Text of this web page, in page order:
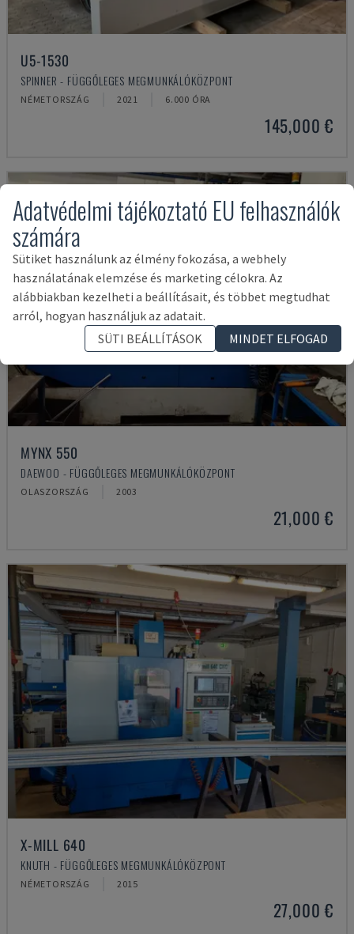
U5-1530
SPINNER - FÜGGŐLEGES MEGMUNKÁLÓKÖZPONT
NÉMETORSZÁG 2021 6.000 ÓRA
145,000 €
MYNX 550
DAEWOO - FÜGGŐLEGES MEGMUNKÁLÓKÖZPONT
OLASZORSZÁG 2003
21,000 €
X-MILL 640
KNUTH - FÜGGŐLEGES MEGMUNKÁLÓKÖZPONT
NÉMETORSZÁG 2015
27,000 €
Adatvédelmi tájékoztató EU felhasználók
számára
Sütiket használunk az élmény fokozása, a webhely
használatának elemzése és marketing célokra. Az
alábbiakban kezelheti a beállításait, és többet megtudhat
arról, hogyan használjuk az adatait.
SÜTI BEÁLLÍTÁSOK
MINDET ELFOGAD